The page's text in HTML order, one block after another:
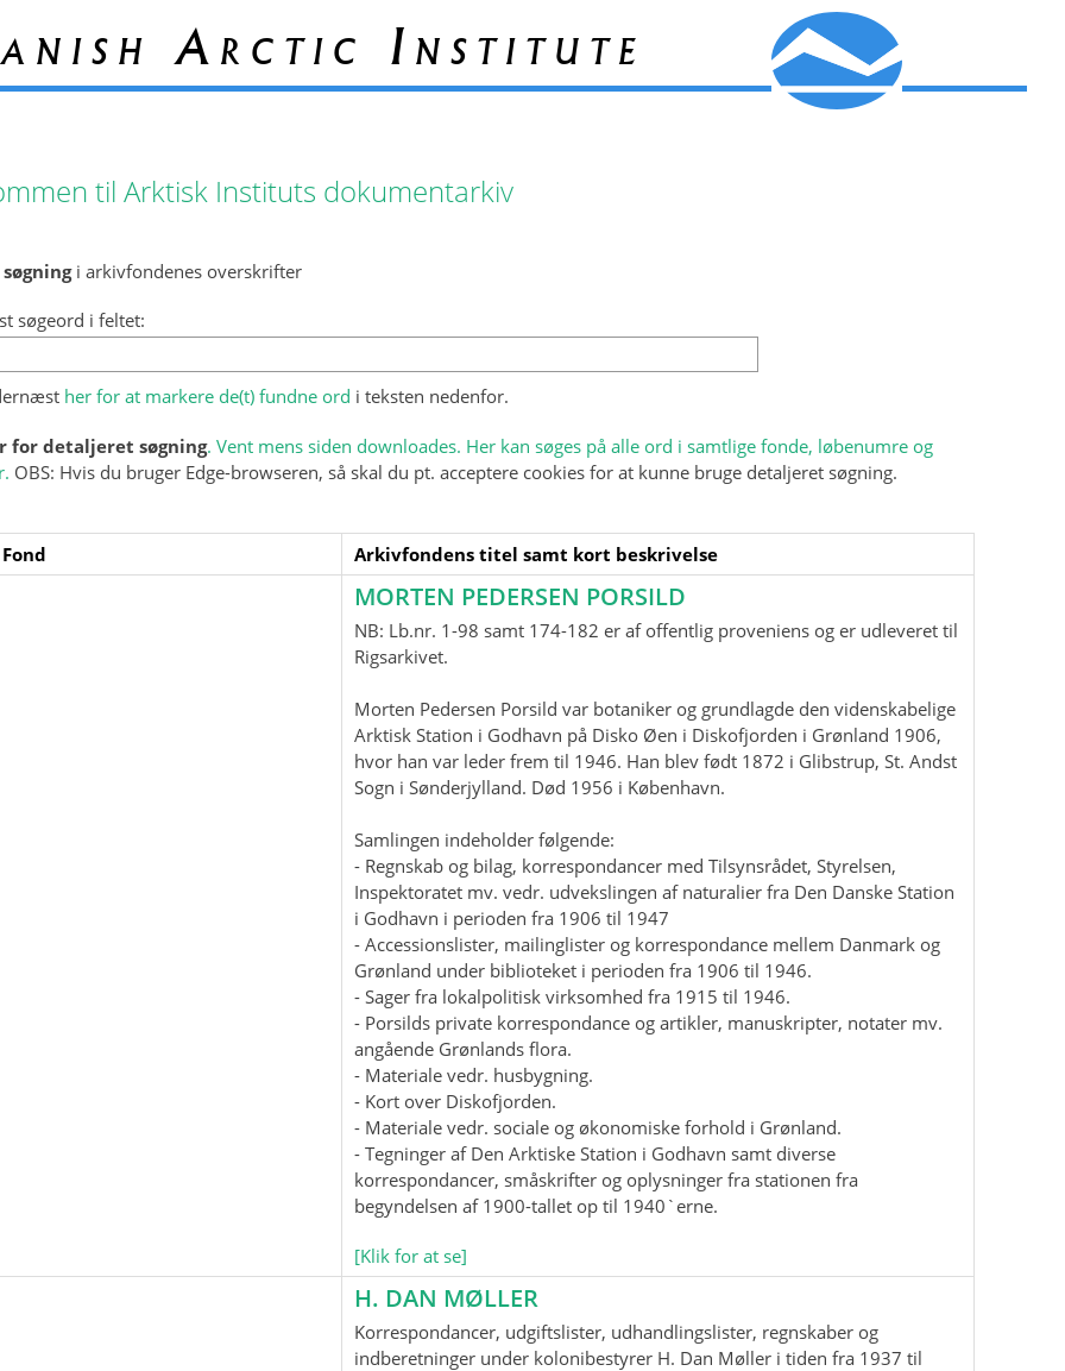
Arctic Institute
til Arktisk Instituts dokumentarkiv
i arkivfondenes overskrifter
søgeord i feltet:
her for at markere de(t) fundne ord i teksten nedenfor.
for detaljeret søgning. Vent mens siden downloades. Her kan søges på alle ord i samtlige fonde, løbenumre og
OBS: Hvis du bruger Edge-browseren, så skal du pt. acceptere cookies for at kunne bruge detaljeret søgning.
Arkivfondens titel samt kort beskrivelse
MORTEN PEDERSEN PORSILD
NB: Lb.nr. 1-98 samt 174-182 er af offentlig proveniens og er udleveret til
Rigsarkivet.
Morten Pedersen Porsild var botaniker og grundlagde den videnskabelige
Arktisk Station i Godhavn på Disko Øen i Diskofjorden i Grønland 1906,
hvor han var leder frem til 1946. Han blev født 1872 i Glibstrup, St. Andst
Sogn i Sønderjylland. Død 1956 i København.
Samlingen indeholder følgende:
- Regnskab og bilag, korrespondancer med Tilsynsrådet, Styrelsen,
Inspektoratet mv. vedr. udvekslingen af naturalier fra Den Danske Station
i Godhavn i perioden fra 1906 til 1947
- Accessionslister, mailinglister og korrespondance mellem Danmark og
Grønland under biblioteket i perioden fra 1906 til 1946.
- Sager fra lokalpolitisk virksomhed fra 1915 til 1946.
- Porsilds private korrespondance og artikler, manuskripter, notater mv.
angående Grønlands flora.
- Materiale vedr. husbygning.
- Kort over Diskofjorden.
- Materiale vedr. sociale og økonomiske forhold i Grønland.
- Tegninger af Den Arktiske Station i Godhavn samt diverse
korrespondancer, småskrifter og oplysninger fra stationen fra
begyndelsen af 1900-tallet op til 1940`erne.
[Klik for at se]
H. DAN MØLLER
Korrespondancer, udgiftslister, udhandlingslister, regnskaber og
indberetninger under kolonibestyrer H. Dan Møller i tiden fra 1937 til